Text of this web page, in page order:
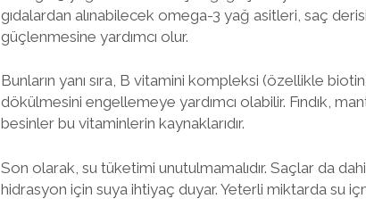
gıdalardan alınabilecek omega-3 yağ asitleri, saç
güçlenmesine yardımcı olur.
Bunların yanı sıra, B vitamini kompleksi (özellikle
dökülmesini engellemeye yardımcı olabilir. Fındık,
besinler bu vitaminlerin kaynaklarıdır.
Son olarak, su tüketimi unutulmamalıdır. Saçlar da
hidrasyon için suya ihtiyaç duyar. Yeterli miktarda su